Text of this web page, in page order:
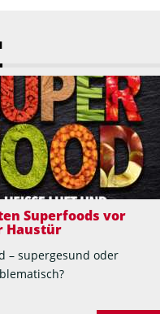
Superfoods vor
Haustür
– supergesund oder